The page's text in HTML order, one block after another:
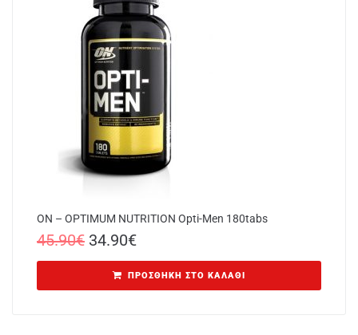
ON – OPTIMUM NUTRITION Opti-Men 180tabs
45.90€ 34.90€
ΠΡΟΣΘΉΚΗ ΣΤΟ ΚΑΛΆΘΙ